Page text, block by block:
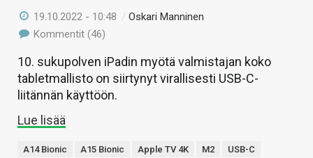
19.10.2022 - 10:48 /Oskari Manninen
Kommentit (46)
10. sukupolven iPadin myötä valmistajan koko
tabletmallisto on siirtynyt virallisesti USB-C-
liitännän käyttöön.
Lue lisää
A14 Bionic A15 Bionic Apple TV 4K M2
USB-C